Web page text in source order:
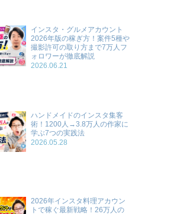
インスタ・グルメアカウント
2026年版の稼ぎ方！案件5種や
撮影許可の取り方まで7万人フ
ォロワーが徹底解説
2026.06.21
ハンドメイドのインスタ集客
術！1200人→3.8万人の作家に
学ぶ7つの実践法
2026.05.28
2026年インスタ料理アカウン
トで稼ぐ最新戦略！26万人の